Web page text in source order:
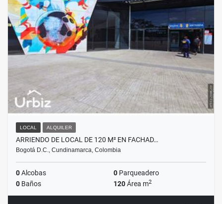
LOCAL ALQUILER
ARRIENDO DE LOCAL DE 120 M² EN FACHAD…
Bogotá D.C., Cundinamarca, Colombia
0Alcobas 0 Parqueadero
0 Baños 120Área m2